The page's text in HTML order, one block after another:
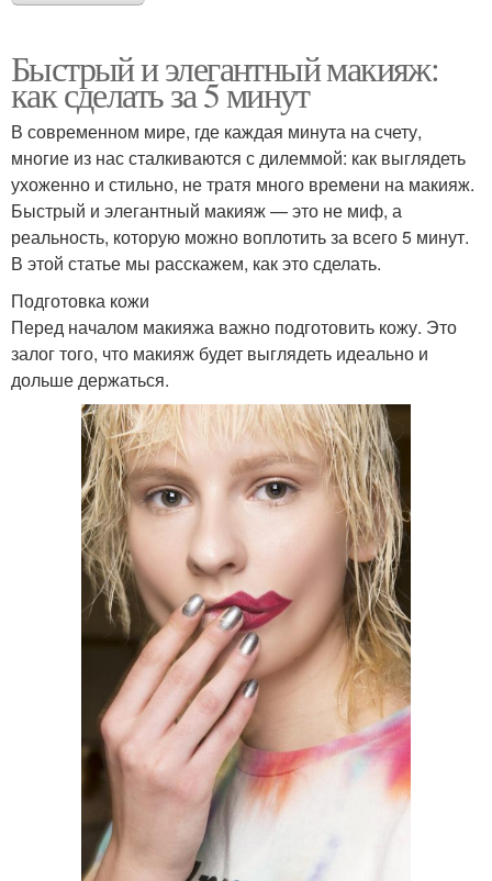
Быстрый и элегантный макияж:
как сделать за 5 минут
В современном мире, где каждая минута на счету,
многие из нас сталкиваются с дилеммой: как выглядеть
ухоженно и стильно, не тратя много времени на макияж.
Быстрый и элегантный макияж — это не миф, а
реальность, которую можно воплотить за всего 5 минут.
В этой статье мы расскажем, как это сделать.
Подготовка кожи
Перед началом макияжа важно подготовить кожу. Это
залог того, что макияж будет выглядеть идеально и
дольше держаться.